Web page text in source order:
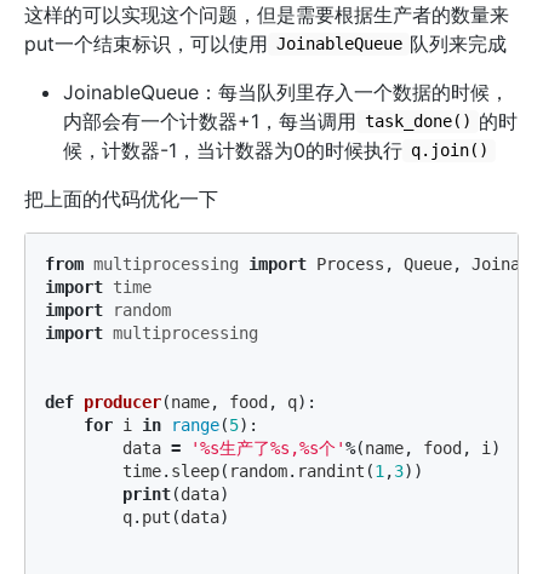
这样的可以实现这个问题，但是需要根据生产者的数量来
put一个结束标识，可以使用 JoinableQueue 队列来完成
JoinableQueue：每当队列里存入一个数据的时候，
内部会有一个计数器+1，每当调用 task_done() 的时
候，计数器-1，当计数器为0的时候执行 q.join()
把上面的代码优化一下
from multiprocessing import Process , Queue,
import time
import
random
import multiprocessing
def producer(name, food, q):
for i in range(5):
data = '%s生产了%s,%s个'%(name, food, i )
time. sleep( random. randint (1 ,3))
print(data)
q. put (data)